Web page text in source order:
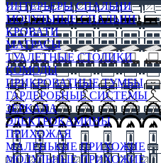
ИНТЕРЬЕРЫ СПАЛЬНИ
МОДУЛЬНЫЕ СПАЛЬНИ
КРОВАТИ
МАТРАСЫ
ТУАЛЕТНЫЕ СТОЛИКИ
КОМОДЫ
ПРИКРОВАТНЫЕ ТУМБЫ
ГАРДЕРОБНЫЕ СИСТЕМЫ
ЗЕРКАЛА
ЭЛЕКТРОКАМИНЫ
ПРИХОЖАЯ
МАЛЕНЬКИЕ ПРИХОЖИЕ
МОДУЛЬНЫЕ ПРИХОЖИЕ